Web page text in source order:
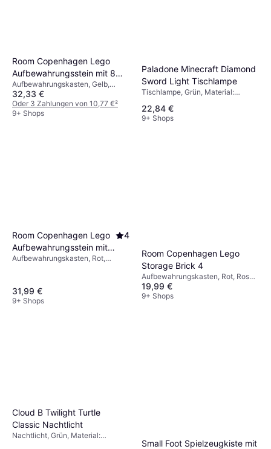
Room Copenhagen Lego
Aufbewahrungsstein mit 8
Noppen Gelb
Aufbewahrungskasten, Gelb,
Material: Polypropylen, Thema:
Lego
32,33 €
Oder 3 Zahlungen von 10,77 €²
9+ Shops
Paladone Minecraft Diamond
Sword Light Tischlampe
Tischlampe, Grün, Material:
22,84 €
9+ Shops
Room Copenhagen Lego
Aufbewahrungsstein mit 8
Noppen Rot
4
Aufbewahrungskasten, Rot,
31,99 €
9+ Shops
Room Copenhagen Lego
Storage Brick 4
Aufbewahrungskasten, Rot, Rosa,
Violett, Blau, Türkis, Grün, Grau,
Beige, Weiß, Gelb, Schwarz,
19,99 €
9+ Shops
Cloud B Twilight Turtle
Classic Nachtlicht
Nachtlicht, Grün, Material:
Small Foot Spielzeugkiste mit